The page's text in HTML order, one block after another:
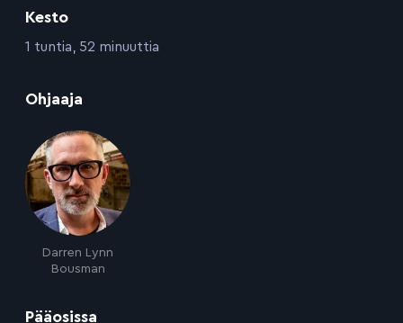
Kesto
:1 tuntia, 52 minuuttia
Ohjaaja
Darren Lynn
Bousman
Pääosissa